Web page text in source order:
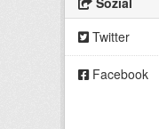
Twitter
Facebook